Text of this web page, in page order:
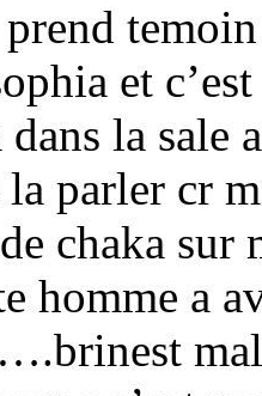
et
dans la
parler cr
chaka sur
homme a